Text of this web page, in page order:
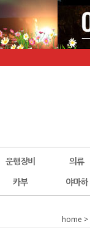
운행장비 의류
카부 야마하
home >